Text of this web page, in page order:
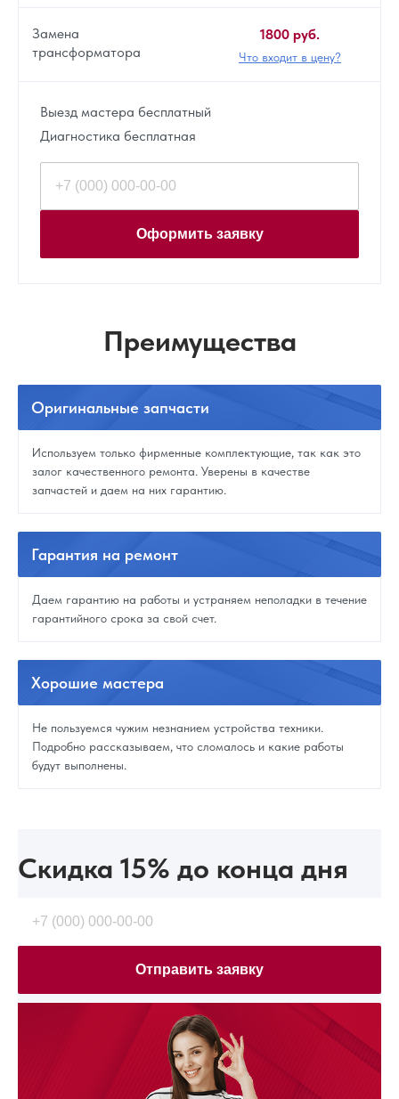
Замена
трансформатора
1800 руб.
Что входит в цену?
Выезд мастера бесплатный
Диагностика бесплатная
Оформить заявку
Преимущества
Оригинальные запчасти
Используем только фирменные комплектующие, так как это
залог качественного ремонта. Уверены в качестве
запчастей и даем на них гарантию.
Гарантия на ремонт
Даем гарантию на работы и устраняем неполадки в течение
гарантийного срока за свой счет.
Хорошие мастера
Не пользуемся чужим незнанием устройства техники.
Подробно рассказываем, что сломалось и какие работы
будут выполнены.
Скидка 15% до конца дня
Отправить заявку